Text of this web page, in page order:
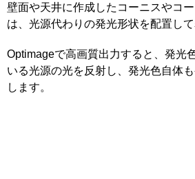
壁面や天井に作成したコーニスやコ
は、光源代わりの発光形状を配置して
Optimageで高画質出力すると、発光
いる光源の光を反射し、発光色自体
します。